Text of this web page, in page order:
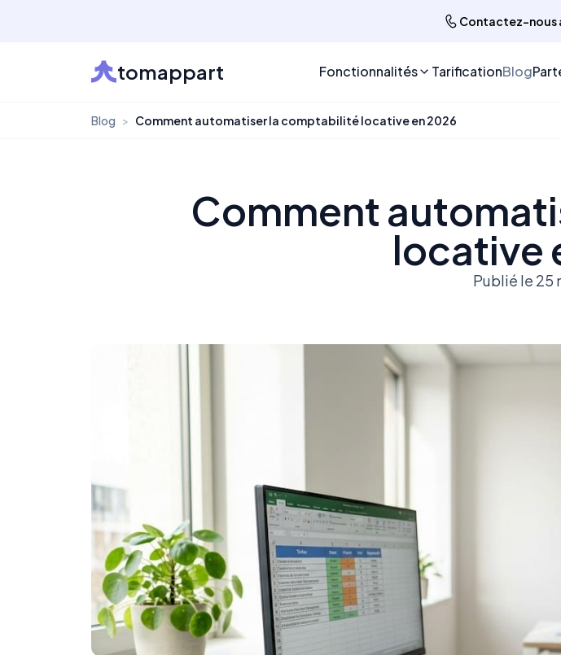
Contactez-nous
tomappart Fonctionnalités TarificationBlog
Blog > Comment automatiser la comptabilité locative en 2026
Comment
locative
Publié le 25